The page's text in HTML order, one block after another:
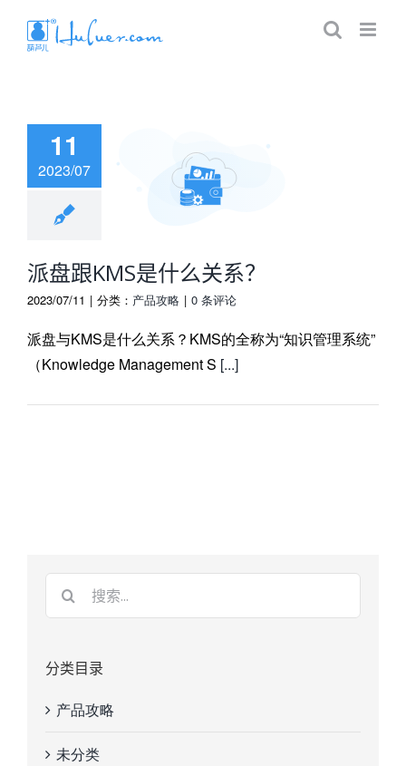
11
2023/07
是什么关
派盘跟KMS是什么关系？
2023/07/11 | 分类： 产品攻略 | 0 条评论
派盘与KMS是什么关系？KMS的全称为“知识管理系统”
（Knowledge Management S [...]
分类目录
产品攻略
未分类